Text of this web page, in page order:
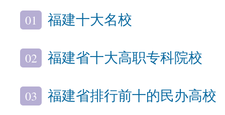
01 福建十大名校
02 福建省十大高职专科院校
03 福建省排行前十的民办高校